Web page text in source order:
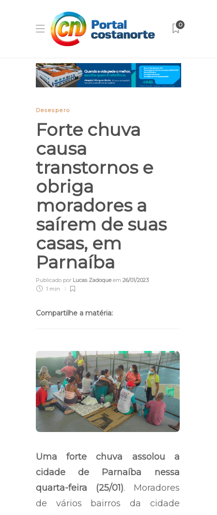
0
Desespero
Forte chuva
causa
transtornos e
obriga
moradores a
saírem de suas
casas, em
Parnaíba
Publicado por Lucas Zadoqueem 26/01/2023
1 min
Compartilhe a matéria:
Uma forte chuva assolou a
cidade de Parnaíba nessa
quarta-feira (25/01). Moradores
de vários bairros da cidade